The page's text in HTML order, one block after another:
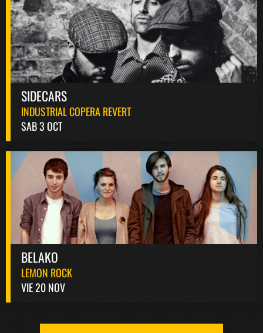
SIDECARS
INDUSTRIAL COPERA REVERT
SAB 3 OCT
BELAKO
LEMON ROCK
VIE 20 NOV